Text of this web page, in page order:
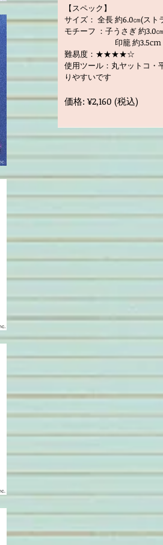
【スペック】
サイズ： 全長 約6.0㎝(スト
モチーフ ：子うさぎ 約3.0㎝
印籠 約3.5cm
難易度：★★★★☆
使用ツール：丸ヤットコ
りやすいです
価格: ¥2,160 (税込)